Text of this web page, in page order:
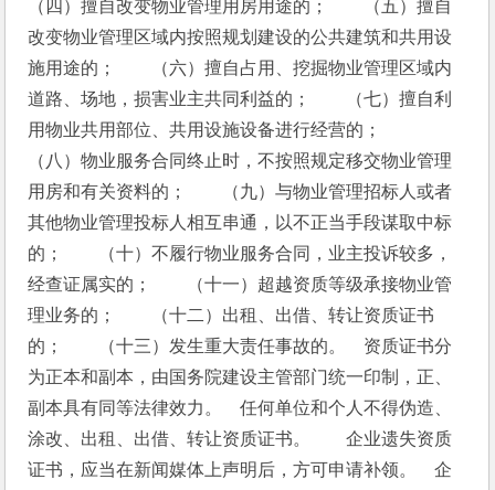
（四）擅自改变物业管理用房用途的；　　（五）擅自
改变物业管理区域内按照规划建设的公共建筑和共用设
施用途的；　　（六）擅自占用、挖掘物业管理区域内
道路、场地，损害业主共同利益的；　　（七）擅自利
用物业共用部位、共用设施设备进行经营的；
（八）物业服务合同终止时，不按照规定移交物业管理
用房和有关资料的；　　（九）与物业管理招标人或者
其他物业管理投标人相互串通，以不正当手段谋取中标
的；　　（十）不履行物业服务合同，业主投诉较多，
经查证属实的；　　（十一）超越资质等级承接物业管
理业务的；　　（十二）出租、出借、转让资质证书
的；　　（十三）发生重大责任事故的。　资质证书分
为正本和副本，由国务院建设主管部门统一印制，正、
副本具有同等法律效力。　任何单位和个人不得伪造、
涂改、出租、出借、转让资质证书。　　企业遗失资质
证书，应当在新闻媒体上声明后，方可申请补领。　企